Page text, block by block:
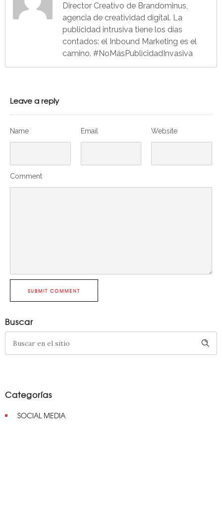
Director Creativo de Brandominus,
agencia de creatividad digital. La
publicidad intrusiva tiene los días
contados: el Inbound Marketing es el
camino. #NoMásPublicidadInvasiva
Leave a reply
Name Email Website
Comment
SUBMIT COMMENT
Buscar
Categorías
SOCIAL MEDIA